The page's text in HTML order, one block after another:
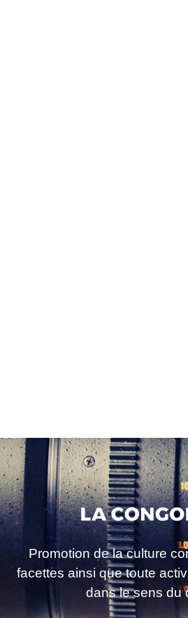
Promotion de la culture
facettes ainsi que toute
dans le sens du